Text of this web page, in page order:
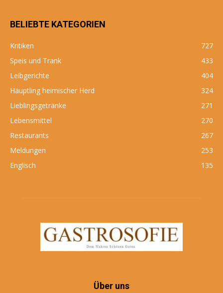
BELIEBTE KATEGORIEN
Kritiken
727
Speis und Trank
433
Leibgerichte
404
Häuptling heimischer Herd
324
Lieblingsgetränke
271
Lebensmittel
270
Restaurants
267
Meldungen
253
Englisch
135
Über uns